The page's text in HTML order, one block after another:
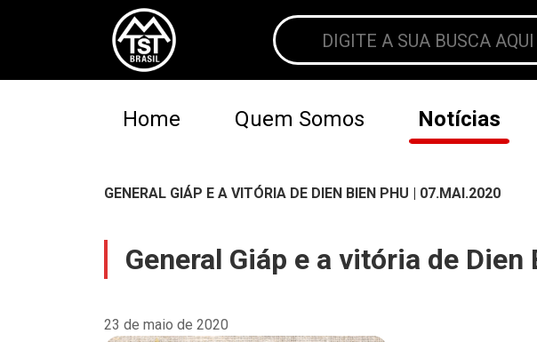
Home Quem Somos Notícias
GENERAL GIÁP E A VITÓRIA DE DIEN BIEN PHU | 07.MAI.2020
General Giáp e a vitória de
23 de maio de 2020